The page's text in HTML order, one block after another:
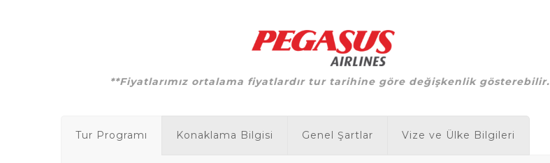
**Fiyatlarımız ortalama fiyatlardır tur tarihine göre değişkenlik gösterebilir.
Tur Programı Konaklama Bilgisi Genel Şartlar Vize ve Ülke Bilgileri